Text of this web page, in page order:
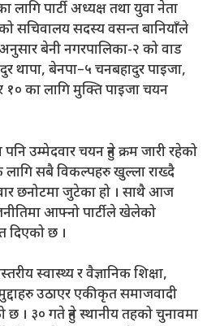
पार्टी अध्यक्ष तथा युवा नेता
सचिवालय सदस्य वसन्त बानियाँले
बेनी नगरपालिका-२ को वाड
थापा, बेनपा–५ चनबहादुर पाइजा,
१० का लागि मुक्ति पाइजा चयन
उम्मेदवार चयन हुने क्रम जारी रहेको
सबै विकल्पहरु खुल्ला राख्दै
छनोटमा जुटेका हो । साथै आज
आफ्नो पार्टीले खेलेको
दिएको छ ।
स्वास्थ्य र वैज्ञानिक शिक्षा,
उठाएर एकीकृत समाजवादी
छ । ३० गते हुने स्थानीय तहको चुनावमा